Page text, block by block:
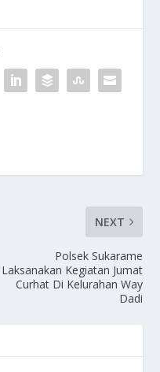
NEXT
Polsek Sukarame
Laksanakan Kegiatan Jumat
Curhat Di Kelurahan Way
Dadi